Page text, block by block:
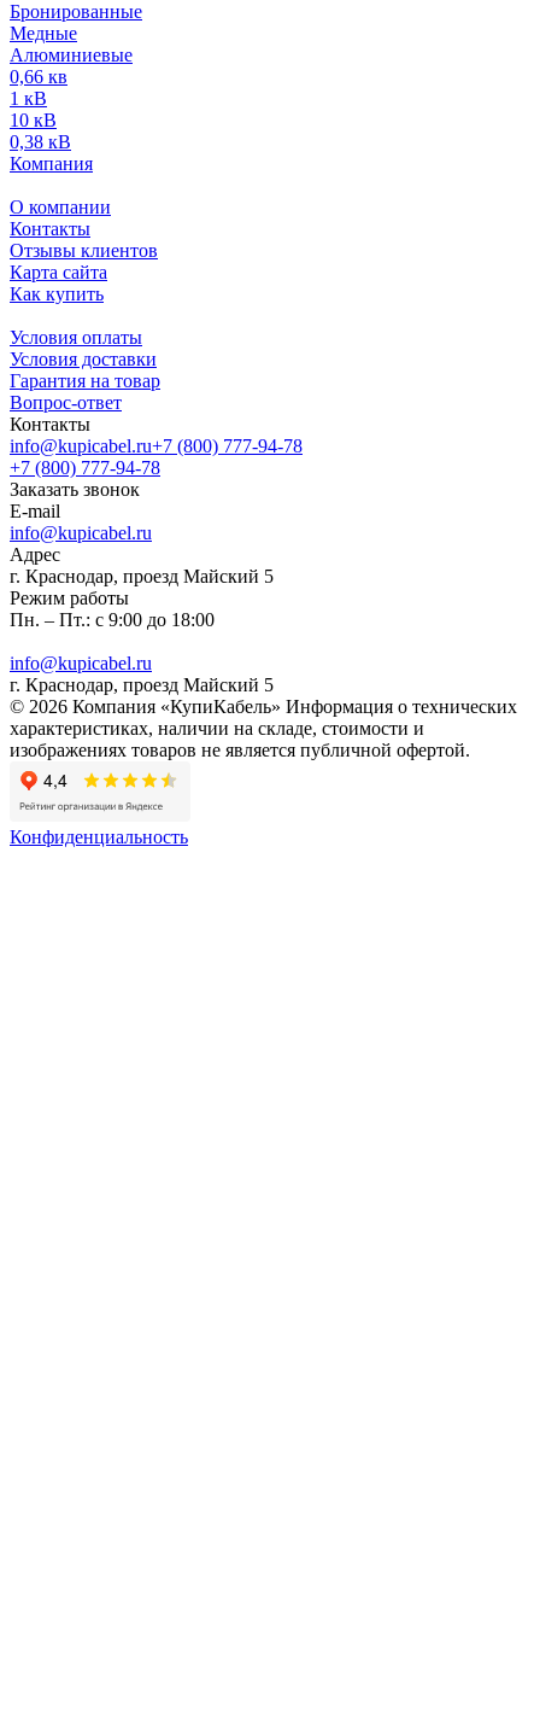
Бронированные
Медные
Алюминиевые
0,66 кв
1 кВ
10 кВ
0,38 кВ
Компания
О компании
Контакты
Отзывы клиентов
Карта сайта
Как купить
Условия оплаты
Условия доставки
Гарантия на товар
Вопрос-ответ
Контакты
info@kupicabel.ru+7 (800) 777-94-78
+7 (800) 777-94-78
Заказать звонок
E-mail
info@kupicabel.ru
Адрес
г. Краснодар, проезд Майский 5
Режим работы
Пн. – Пт.: с 9:00 до 18:00
info@kupicabel.ru
г. Краснодар, проезд Майский 5
© 2026 Компания «КупиКабель» Информация о технических
характеристиках, наличии на складе, стоимости и
изображениях товаров не является публичной офертой.
Конфиденциальность